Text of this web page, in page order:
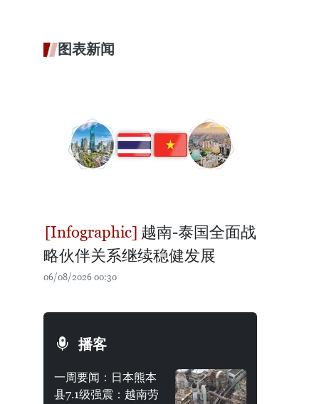
图表新闻
越南-泰国全面战
略伙伴关系继续稳健发展
06/08/2026 00:30
播客
一周要闻：日本熊本
县7.1级强震：越南劳